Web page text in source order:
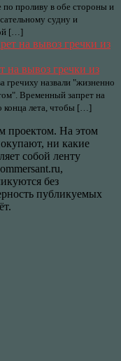
по проливу в обе стороны и
судну и
[…]
на вывоз гречки из
гречиху назвали "жизненно
Временный запрет на
конца лета, чтобы […]
проектом. На этом
ни какие
собой ленту
без
публикуемых